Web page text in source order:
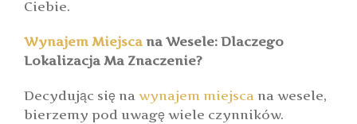
Ciebie.
Wynajem Miejsca na Wesele: Dlaczego
Lokalizacja Ma Znaczenie?
Decydując się na wynajem miejsca na wesele,
bierzemy pod uwagę wiele czynników.